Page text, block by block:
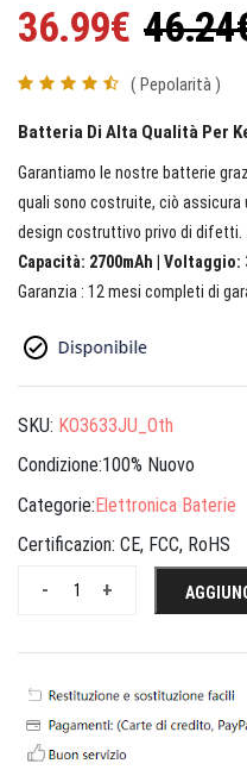
36.99€
( Pepolarità )
Batteria Di Alta Qualità Per
Garantiamo le nostre batterie
quali sono costruite, ciò assicura
design costruttivo privo di difetti.
Capacità: 2700mAh |
Garanzia : 12 mesi completi di
SKU: KO3633JU_Oth
Condizione:100% Nuovo
Categorie:Elettronica Baterie
Certificazion: CE, FCC, RoHS
+
-